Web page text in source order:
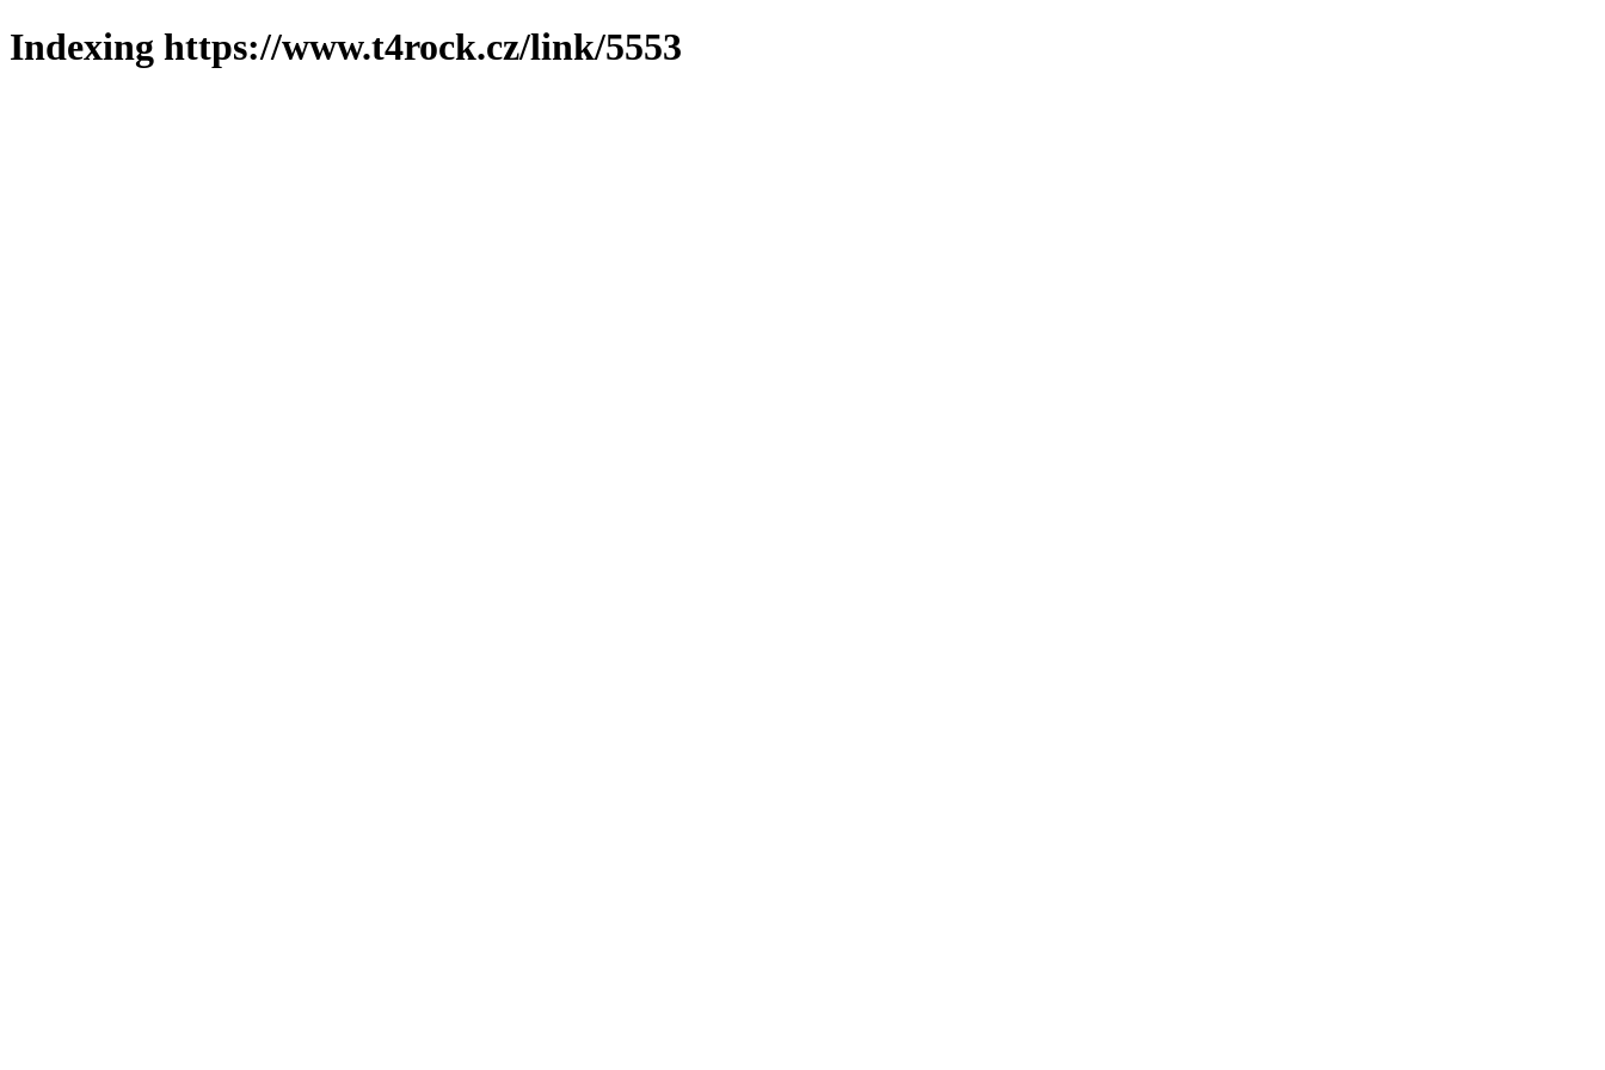
Indexing https://www.t4rock.cz/link/5553